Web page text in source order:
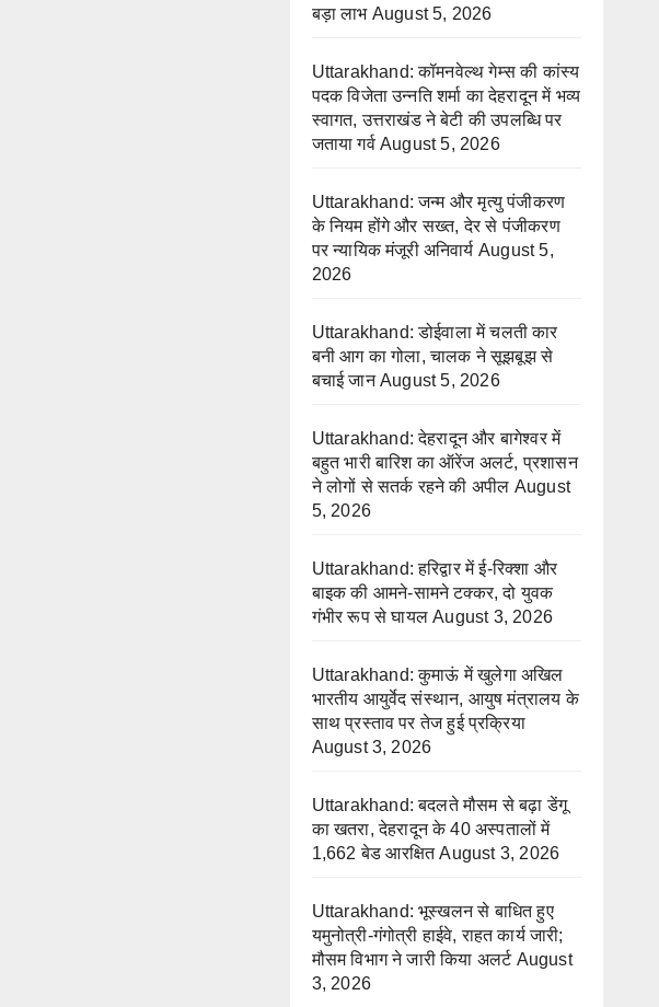
बड़ा लाभ August 5, 2026
Uttarakhand: कॉमनवेल्थ गेम्स की कांस्य
पदक विजेता उन्नति शर्मा का देहरादून में भव्य
स्वागत, उत्तराखंड ने बेटी की उपलब्धि पर
जताया गर्व August 5, 2026
Uttarakhand: जन्म और मृत्यु पंजीकरण
के नियम होंगे और सख्त, देर से पंजीकरण
पर न्यायिक मंजूरी अनिवार्य August 5,
2026
Uttarakhand: डोईवाला में चलती कार
बनी आग का गोला, चालक ने सूझबूझ से
बचाई जान August 5, 2026
Uttarakhand: देहरादून और बागेश्वर में
बहुत भारी बारिश का ऑरेंज अलर्ट, प्रशासन
ने लोगों से सतर्क रहने की अपील August
5, 2026
Uttarakhand: हरिद्वार में ई-रिक्शा और
बाइक की आमने-सामने टक्कर, दो युवक
गंभीर रूप से घायल August 3, 2026
Uttarakhand: कुमाऊं में खुलेगा अखिल
भारतीय आयुर्वेद संस्थान, आयुष मंत्रालय के
साथ प्रस्ताव पर तेज हुई प्रक्रिया
August 3, 2026
Uttarakhand: बदलते मौसम से बढ़ा डेंगू
का खतरा, देहरादून के 40 अस्पतालों में
1,662 बेड आरक्षित August 3, 2026
Uttarakhand: भूस्खलन से बाधित हुए
यमुनोत्री-गंगोत्री हाईवे, राहत कार्य जारी;
मौसम विभाग ने जारी किया अलर्ट August
3, 2026